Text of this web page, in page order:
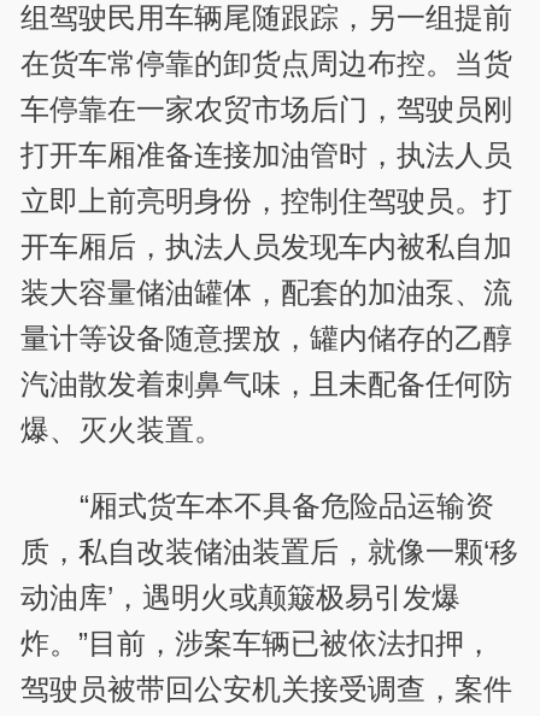
组驾驶民用车辆尾随跟踪，另一组提前
在货车常停靠的卸货点周边布控。当货
车停靠在一家农贸市场后门，驾驶员刚
打开车厢准备连接加油管时，执法人员
立即上前亮明身份，控制住驾驶员。打
开车厢后，执法人员发现车内被私自加
装大容量储油罐体，配套的加油泵、流
量计等设备随意摆放，罐内储存的乙醇
汽油散发着刺鼻气味，且未配备任何防
爆、灭火装置。
“厢式货车本不具备危险品运输资
质，私自改装储油装置后，就像一颗‘移
动油库’，遇明火或颠簸极易引发爆
炸。”目前，涉案车辆已被依法扣押，
驾驶员被带回公安机关接受调查，案件